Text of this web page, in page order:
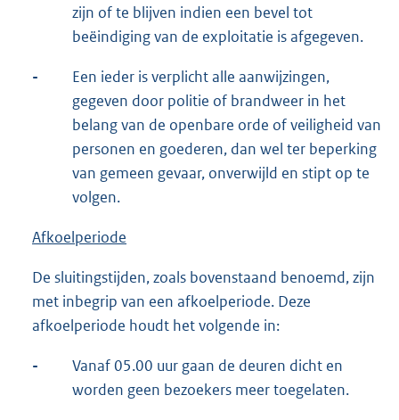
zijn of te blijven indien een bevel tot
beëindiging van de exploitatie is afgegeven.
-
Een ieder is verplicht alle aanwijzingen,
gegeven door politie of brandweer in het
belang van de openbare orde of veiligheid van
personen en goederen, dan wel ter beperking
van gemeen gevaar, onverwijld en stipt op te
volgen.
Afkoelperiode
De sluitingstijden, zoals bovenstaand benoemd, zijn
met inbegrip van een afkoelperiode. Deze
afkoelperiode houdt het volgende in:
-
Vanaf 05.00 uur gaan de deuren dicht en
worden geen bezoekers meer toegelaten.